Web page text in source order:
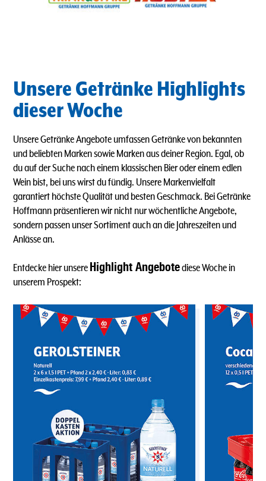
Unsere Getränke Highlights
dieser Woche
Unsere Getränke Angebote umfassen Getränke von bekannten
und beliebten Marken sowie Marken aus deiner Region. Egal, ob
du auf der Suche nach einem klassischen Bier oder einem edlen
Wein bist, bei uns wirst du fündig. Unsere Markenvielfalt
garantiert höchste Qualität und besten Geschmack. Bei Getränke
Hoffmann präsentieren wir nicht nur wöchentliche Angebote,
sondern passen unser Sortiment auch an die Jahreszeiten und
Anlässe an.
Entdecke hier unsere Highlight Angebotediese Woche in
unserem Prospekt: